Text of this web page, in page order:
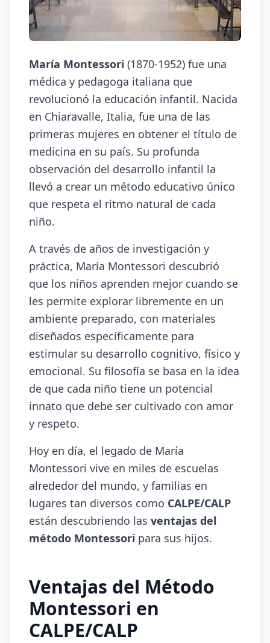
María Montessori (1870-1952) fue una
médica y pedagoga italiana que
revolucionó la educación infantil. Nacida
en Chiaravalle, Italia, fue una de las
primeras mujeres en obtener el título de
medicina en su país. Su profunda
observación del desarrollo infantil la
llevó a crear un método educativo único
que respeta el ritmo natural de cada
niño.
A través de años de investigación y
práctica, María Montessori descubrió
que los niños aprenden mejor cuando se
les permite explorar libremente en un
ambiente preparado, con materiales
diseñados específicamente para
estimular su desarrollo cognitivo, físico y
emocional. Su filosofía se basa en la idea
de que cada niño tiene un potencial
innato que debe ser cultivado con amor
y respeto.
Hoy en día, el legado de María
Montessori vive en miles de escuelas
alrededor del mundo, y familias en
lugares tan diversos como CALPE/CALP
están descubriendo las ventajas del
método Montessori para sus hijos.
Ventajas del Método
Montessori en
CALPE/CALP